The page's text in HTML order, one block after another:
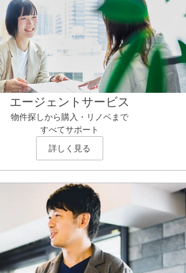
エージェントサービス
物件探しから購入・リノベまで
すべてサポート
詳しく見る